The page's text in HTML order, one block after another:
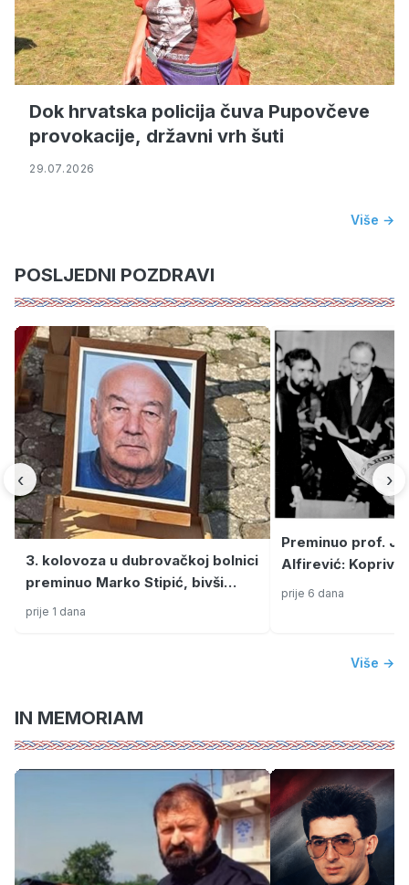
Dok hrvatska policija čuva Pupovčeve
provokacije, državni vrh šuti
29.07.2026
Više →
POSLJEDNI POZDRAVI
‹
3. kolovoza u dubrovačkoj bolnici
preminuo Marko Stipić, bivši
politički emigrant, dragovoljac
prije 1 dana
Preminuo prof.
Alfirević:
od ratnog
prije 6 dana
›
Više →
IN MEMORIAM